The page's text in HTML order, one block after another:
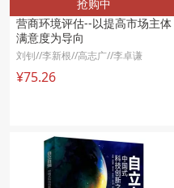
抢购中
营商环境评估--以提高市场主体
满意度为导向
刘钊//李新根//高志广//李卓谦
¥75.26